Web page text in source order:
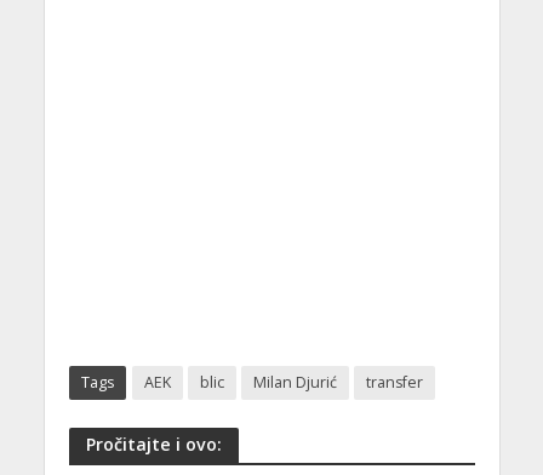
Tags AEK blic Milan Djurić transfer
Pročitajte i ovo: